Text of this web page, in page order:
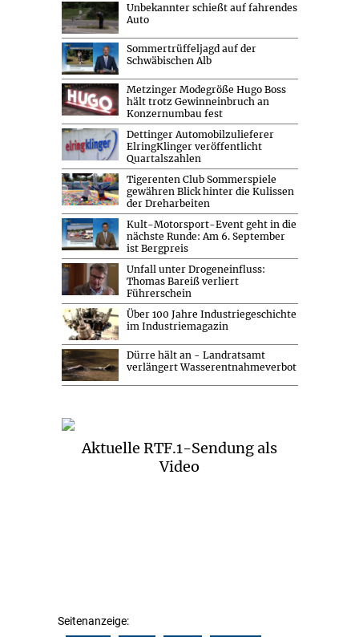
Unbekannter schießt auf fahrendes
Auto
Sommertrüffeljagd auf der
Schwäbischen Alb
Metzinger Modegröße Hugo Boss
hält trotz Gewinneinbruch an
Konzernumbau fest
Dettinger Automobilzulieferer
ElringKlinger veröffentlicht
Quartalszahlen
Tigerenten Club Sommerspiele
gewähren Blick hinter die Kulissen
der Dreharbeiten
Kult-Motorsport-Event geht in die
nächste Runde: Am 6. September
ist Bergpreis
Unfall unter Drogeneinfluss:
Thomas Bareiß verliert
Führerschein
Über 100 Jahre Industriegeschichte
im Industriemagazin
Dürre hält an - Landratsamt
verlängert Wasserentnahmeverbot
Aktuelle RTF.1-Sendung als
Video
Seitenanzeige: